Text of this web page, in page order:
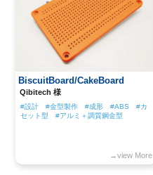
BiscuitBoard/CakeBoard
Qibitech 様
#設計 #金型製作 #成形 #ABS #カ
セット型 #アルミ＋調質鋼金型
→view More